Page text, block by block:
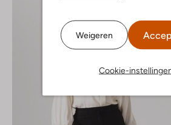
Weigeren
Cookie-